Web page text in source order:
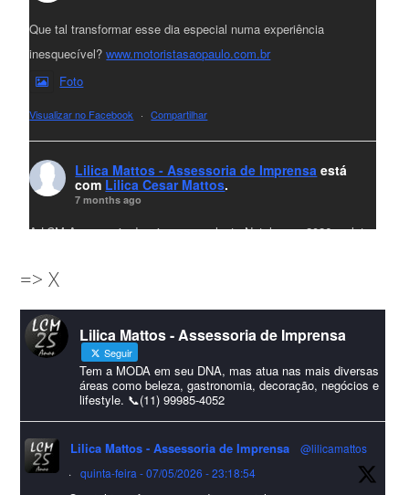
Que tal transformar esse dia especial numa experiência
inesquecível?www.motoristasaopaulo.com.br
Foto
Visualizar no Facebook · Compartilhar
Lilica Mattos - Assessoria de Imprensa está
com Lilica Cesar Mattos.
7 months ago
A LCM Assessoria deseja um excelente Natal e um 2026 repleto
amigos que sempre nos acompanham!🎄✨🥂❤️
#lcmassessoriassessoria#natal #merrychristmas #felizanonovo
#HappyNewYear
Foto
Visualizar no Facebook · Compartilhar
Lilica Mattos - Assessoria de Imprensa
9 months ago
=> X
Lilica Mattos - Assessoria de Imprensa
Seguir
Tem a MODA em seu DNA, mas atua nas mais diversas
áreas como beleza, gastronomia, decoração, negócios e
lifestyle. 📞(11) 99985-4052
Lilica Mattos - Assessoria de Imprensa
@lilicamattos
·
quinta-feira - 07/05/2026 - 23:18:54